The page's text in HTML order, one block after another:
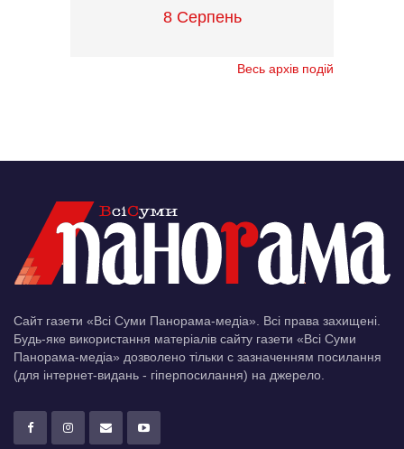
8 Серпень
Весь архів подій
Сайт газети «Всі Суми Панорама-медіа». Всі права захищені.
Будь-яке використання матеріалів сайту газети «Всі Суми
Панорама-медіа» дозволено тільки c зазначенням посилання
(для інтернет-видань - гіперпосилання) на джерело.